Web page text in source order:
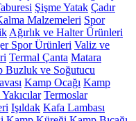
Şişme Yatak Çadır
Malzemeleri Spor
Ağırlık ve Halter Ürünleri
Spor Ürünleri Valiz ve
Termal Çanta Matara
Buzluk ve Soğutucu
Kamp Ocağı Kamp
Termoslar
Işıldak Kafa Lambası